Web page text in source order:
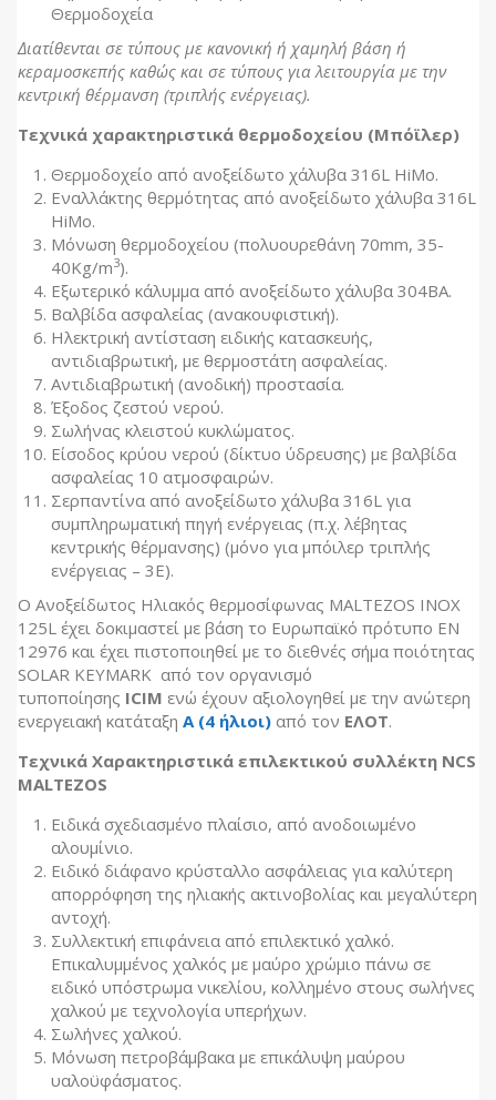
Θερμοδοχεία
Διατίθενται σε τύπους με κανονική ή χαμηλή βάση ή
κεραμοσκεπής καθώς και σε τύπους για λειτουργία με την
κεντρική θέρμανση (τριπλής ενέργειας).
Τεχνικά χαρακτηριστικά θερμοδοχείου (Μπόϊλερ)
Θερμοδοχείο από ανοξείδωτο χάλυβα 316L HiMo.
Εναλλάκτης θερμότητας από ανοξείδωτο χάλυβα 316L
HiMo.
Μόνωση θερμοδοχείου (πολυουρεθάνη 70mm, 35-
40Kg/m3).
Εξωτερικό κάλυμμα από ανοξείδωτο χάλυβα 304ΒΑ.
Βαλβίδα ασφαλείας (ανακουφιστική).
Ηλεκτρική αντίσταση ειδικής κατασκευής,
αντιδιαβρωτική, με θερμοστάτη ασφαλείας.
Αντιδιαβρωτική (ανοδική) προστασία.
Έξοδος ζεστού νερού.
Σωλήνας κλειστού κυκλώματος.
Είσοδος κρύου νερού (δίκτυο ύδρευσης) με βαλβίδα
ασφαλείας 10 ατμοσφαιρών.
Σερπαντίνα από ανοξείδωτο χάλυβα 316L για
συμπληρωματική πηγή ενέργειας (π.χ. λέβητας
κεντρικής θέρμανσης) (μόνο για μπόιλερ τριπλής
ενέργειας – 3Ε).
Ο Ανοξείδωτος Ηλιακός θερμοσίφωνας MALTEZOS INOX
125L έχει δοκιμαστεί με βάση το Ευρωπαϊκό πρότυπο ΕΝ
12976 και έχει πιστοποιηθεί με το διεθνές σήμα ποιότητας
SOLAR KEYMARK από τον οργανισμό
τυποποίησης ICIM ενώ έχουν αξιολογηθεί με την ανώτερη
ενεργειακή κατάταξη Α (4 ήλιοι) από τον ΕΛΟΤ.
Τεχνικά Χαρακτηριστικά επιλεκτικού συλλέκτη NCS
MALTEZOS
Ειδικά σχεδιασμένο πλαίσιο, από ανοδοιωμένο
αλουμίνιο.
Ειδικό διάφανο κρύσταλλο ασφάλειας για καλύτερη
απορρόφηση της ηλιακής ακτινοβολίας και μεγαλύτερη
αντοχή.
Συλλεκτική επιφάνεια από επιλεκτικό χαλκό.
Επικαλυμμένος χαλκός με μαύρο χρώμιο πάνω σε
ειδικό υπόστρωμα νικελίου, κολλημένο στους σωλήνες
χαλκού με τεχνολογία υπερήχων.
Σωλήνες χαλκού.
Μόνωση πετροβάμβακα με επικάλυψη μαύρου
υαλοϋφάσματος.